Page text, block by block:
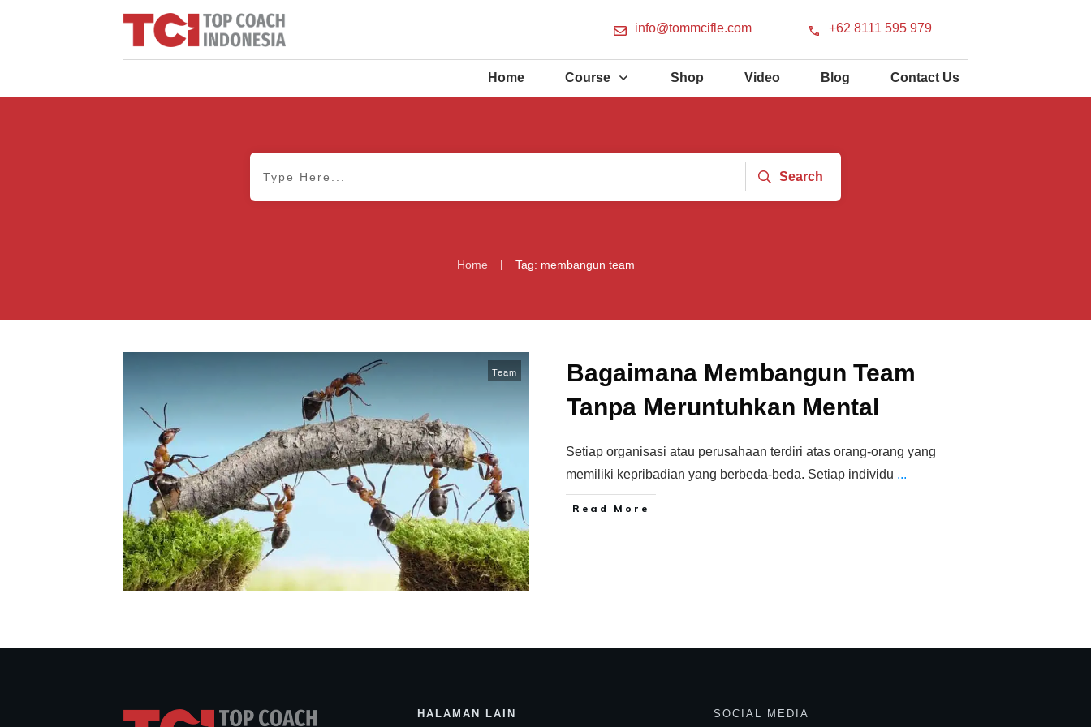
info@tommcifle.com +62 8111 595 979
Home Course Shop Video Blog Contact Us
Search
Home | Tag: membangun team
Team
Bagaimana Membangun Team
Tanpa Meruntuhkan Mental
Setiap organisasi atau perusahaan terdiri atas orang-orang yang
memiliki kepribadian yang berbeda-beda. Setiap individu ...
Read More
HALAMAN LAIN SOCIAL MEDIA